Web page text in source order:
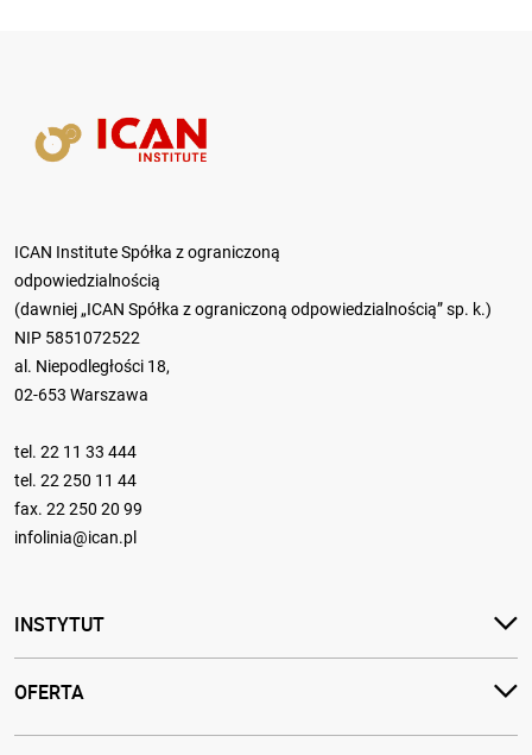
ICAN Institute Spółka z ograniczoną
odpowiedzialnością
(dawniej „ICAN Spółka z ograniczoną odpowiedzialnością” sp. k.)
NIP 5851072522
al. Niepodległości 18,
02-653 Warszawa
tel. 22 11 33 444
tel. 22 250 11 44
fax. 22 250 20 99
infolinia@ican.pl
INSTYTUT
OFERTA